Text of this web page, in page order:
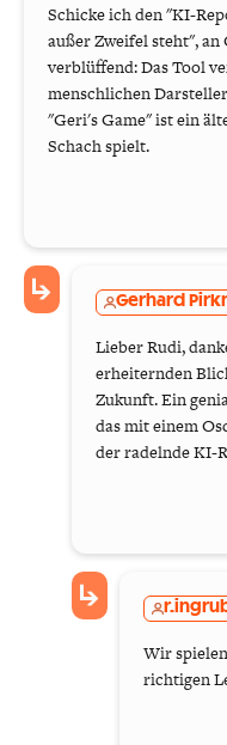
Schicke ich den "KI-
außer Zweifel steht",
verblüffend: Das Tool
menschlichen
"Geri's Game" ist ein
Schach spielt.
Gerhard
Lieber Rudi,
erheiternden
Zukunft. Ein
das mit einem
der radelnde KI-
Wir
richtigen